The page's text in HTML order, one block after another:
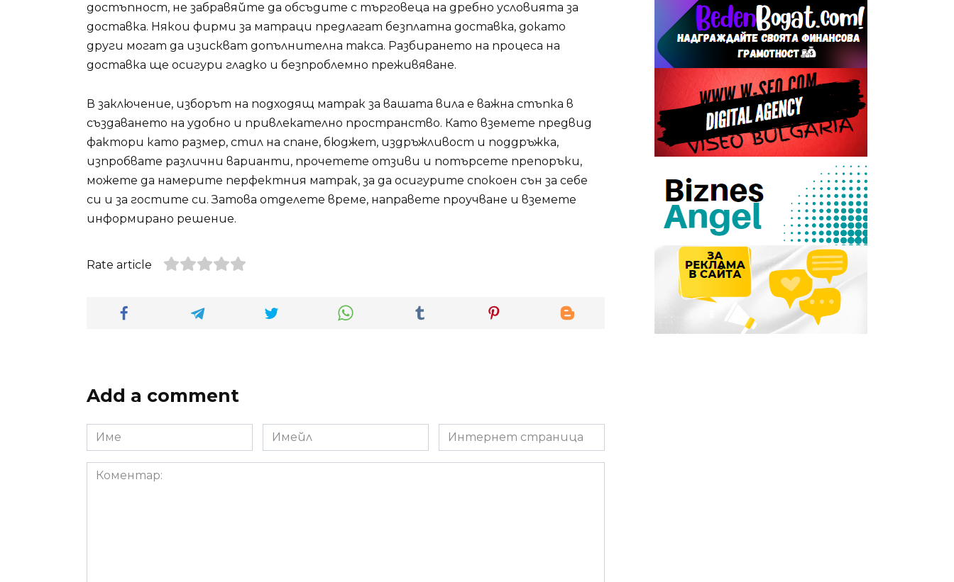
достъпност, не забравяйте да обсъдите с търговеца на дребно условията за
доставка. Някои фирми за матраци предлагат безплатна доставка, докато
други могат да изискват допълнителна такса. Разбирането на процеса на
доставка ще осигури гладко и безпроблемно преживяване.
В заключение, изборът на подходящ матрак за вашата вила е важна стъпка в
създаването на удобно и привлекателно пространство. Като вземете предвид
фактори като размер, стил на спане, бюджет, издръжливост и поддръжка,
изпробвате различни варианти, прочетете отзиви и потърсете препоръки,
можете да намерите перфектния матрак, за да осигурите спокоен сън за себе
си и за гостите си. Затова отделете време, направете проучване и вземете
информирано решение.
Rate article
Add a comment
Име
*
Имейл
*
Интернет
страница
Коментар: